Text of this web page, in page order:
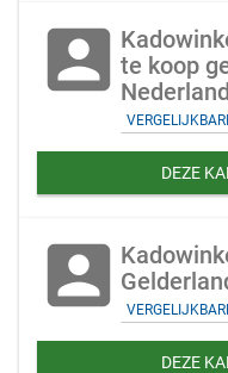
account_box te koop
Nederland
DEZE
account_box
DEZE